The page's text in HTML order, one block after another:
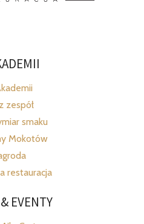
zespół
smaku
Mokotów
restauracja
EVENTY